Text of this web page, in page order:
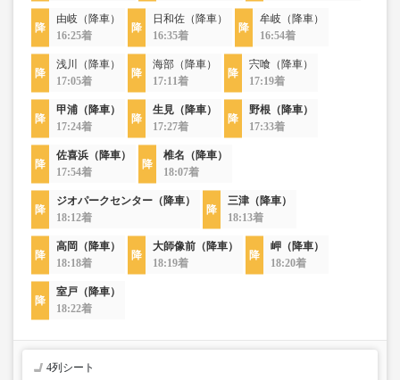
由岐（降車）
16:25着
日和佐（降車）
16:35着
牟岐（降車）
16:54着
浅川（降車）
17:05着
海部（降車）
17:11着
宍喰（降車）
17:19着
甲浦（降車）
17:24着
生見（降車）
17:27着
野根（降車）
17:33着
佐喜浜（降車）
17:54着
椎名（降車）
18:07着
ジオパークセンター（降車）
18:12着
三津（降車）
18:13着
高岡（降車）
18:18着
大師像前（降車）
18:19着
岬（降車）
18:20着
室戸（降車）
18:22着
4列シート